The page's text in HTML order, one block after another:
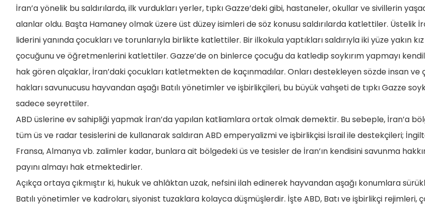
İran’a yönelik bu saldırılarda, ilk vurdukları yerler, tıpkı Gazze’deki gibi, hastaneler, okullar ve sivillerin
alanlar oldu. Başta Hamaney olmak üzere üst düzey isimleri de söz konusu saldırılarda katlettiler. Üstelik
liderini yanında çocukları ve torunlarıyla birlikte katlettiler. Bir ilkokula yaptıkları saldırıyla iki yüze yakın kız
çocuğunu ve öğretmenlerini katlettiler. Gazze’de on binlerce çocuğu da katledip soykırım yapmayı
hak gören alçaklar, İran’daki çocukları katletmekten de kaçınmadılar. Onları destekleyen sözde insan ve
hakları savunucusu hayvandan aşağı Batılı yönetimler ve işbirlikçileri, bu büyük vahşeti de tıpkı Gazze
sadece seyrettiler.
ABD üslerine ev sahipliği yapmak İran’da yapılan katliamlara ortak olmak demektir. Bu sebeple, İran’a
tüm üs ve radar tesislerini de kullanarak saldıran ABD emperyalizmi ve işbirlikçisi İsrail ile destekçileri;
Fransa, Almanya vb. zalimler kadar, bunlara ait bölgedeki üs ve tesisler de İran’ın kendisini savunma
payını almayı hak etmektedirler.
Açıkça ortaya çıkmıştır ki, hukuk ve ahlâktan uzak, nefsini ilah edinerek hayvandan aşağı konumlara
Batılı yönetimler ve kadroları, siyonist tuzaklara kolayca düşmüşlerdir. İşte ABD, Batı ve işbirlikçi rejimleri,